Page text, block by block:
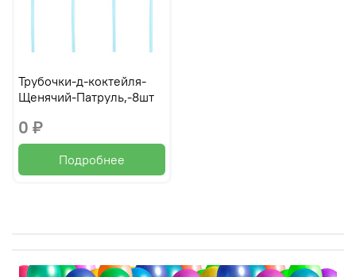
Трубочки-д-коктейля-
Щенячий-Патруль,-8шт
0 ₽
Подробнее